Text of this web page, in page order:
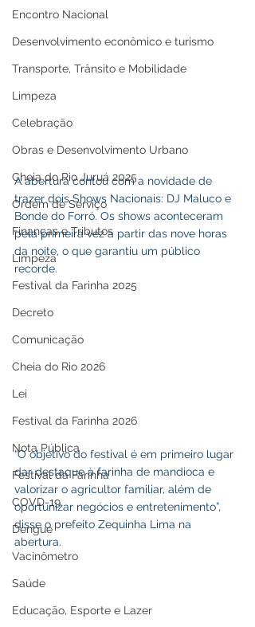
Encontro Nacional
Desenvolvimento econômico e turismo
Transporte, Trânsito e Mobilidade
Limpeza
Celebração
Obras e Desenvolvimento Urbano
Cheia do Rio Juruá 2025
Ordem de Serviço
Finanças e Tributos
Limpeza
Festival da Farinha 2025
Decreto
Comunicação
Cheia do Rio 2026
Lei
Festival da Farinha 2026
Nota Pública
Festival da Farinha
COVD-19
Dengue
Vacinômetro
Saúde
Educação, Esporte e Lazer
A abertura contou com a novidade de
trazer dois Shows Nacionais: DJ Maluco e
Bonde do Forró. Os shows aconteceram
pela primeira vez a partir das nove horas
da noite, o que garantiu um público
recorde.
“O objetivo do festival é em primeiro lugar
dar destaque à farinha de mandioca e
valorizar o agricultor familiar, além de
oportunizar negócios e entretenimento”,
disse o prefeito Zequinha Lima na
abertura.